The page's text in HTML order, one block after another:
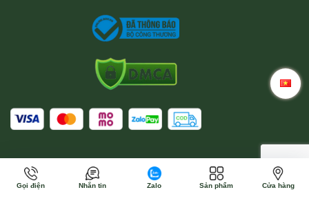
Gọi điện Nhắn tin Zalo Sản phẩm Cửa hàng